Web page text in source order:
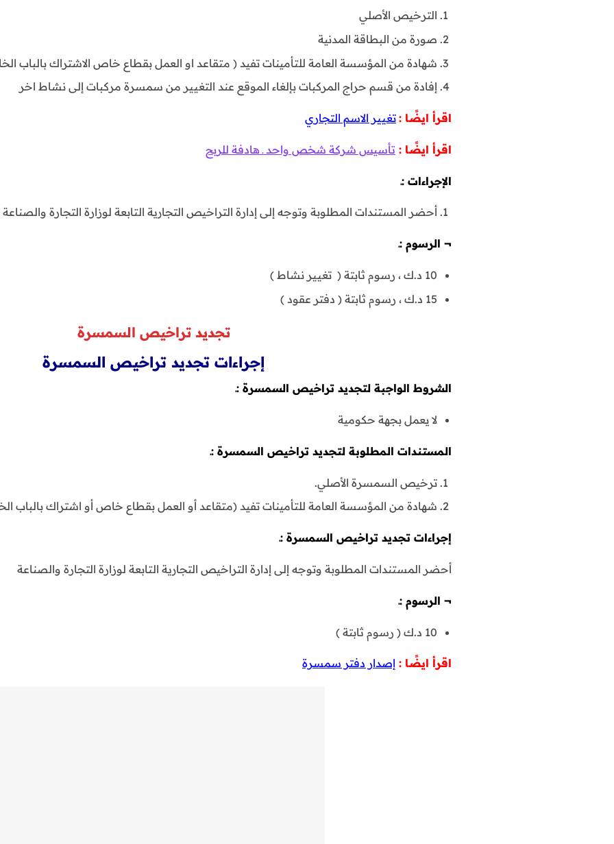
الترخيص الأصلي
صورة من البطاقة المدنية
شهادة من المؤسسة العامة للتأمينات تفيد ( متقاعد او العمل بقطاع خاص الاشتراك بالباب
إفادة من قسم حراج المركبات بإلغاء الموقع عند التغيير من سمسرة مركبات إلى نشاط اخر
اقرأ ايضًا : تغيير الاسم التجاري
اقرأ ايضًا : تأسيس شركة شخص واحد ـ هادفة للربح
الإجراءات :ـ
أحضر المستندات المطلوبة وتوجه إلى إدارة التراخيص التجارية التابعة لوزارة التجارة والصناعة
¬ الرسوم :ـ
10 د.ك ، رسوم ثابتة ( تغيير نشاط )
15 د.ك ، رسوم ثابتة ( دفتر عقود )
تجديد تراخيص السمسرة
إجراءات تجديد تراخيص السمسرة
الشروط الواجبة لتجديد تراخيص السمسرة :ـ
لا يعمل بجهة حكومية
المستندات المطلوبة لتجديد تراخيص السمسرة :ـ
ترخيص السمسرة الأصلي.
شهادة من المؤسسة العامة للتأمينات تفيد (متقاعد أو العمل بقطاع خاص أو اشتراك بالباب
إجراءات تجديد تراخيص السمسرة :ـ
أحضر المستندات المطلوبة وتوجه إلى إدارة التراخيص التجارية التابعة لوزارة التجارة والصناعة
¬ الرسوم :ـ
10 د.ك ( رسوم ثابتة )
اقرأ ايضًا : إصدار دفتر سمسرة